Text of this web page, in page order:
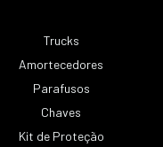
Trucks
Amortecedores
Parafusos
Chaves
Kit de Proteção